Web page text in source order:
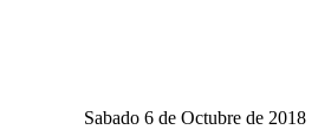
Sabado 6 de Octubre de 2018